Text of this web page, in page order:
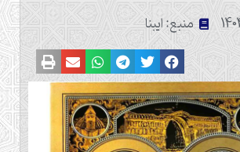
منبع: ایبنا